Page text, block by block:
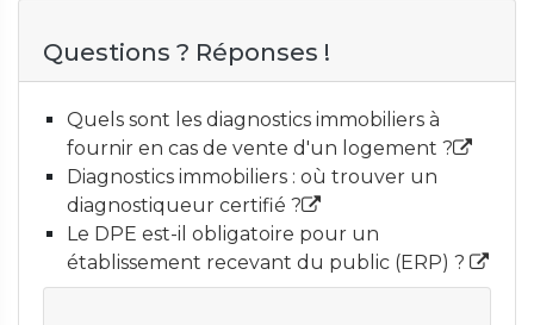
Questions ? Réponses !
Quels sont les diagnostics immobiliers à
fournir en cas de vente d'un logement ?
Diagnostics immobiliers : où trouver un
diagnostiqueur certifié ?
Le DPE est-il obligatoire pour un
établissement recevant du public (ERP) ?